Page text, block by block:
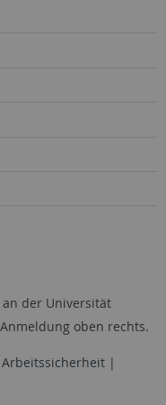
der Universität
oben rechts.
|